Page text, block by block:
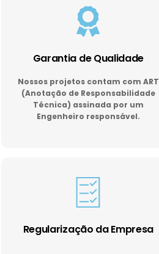
Garantia de Qualidade
Nossos projetos contam com ART
(Anotação de Responsabilidade
Técnica) assinada por um
Engenheiro responsável.
Regularização da Empresa